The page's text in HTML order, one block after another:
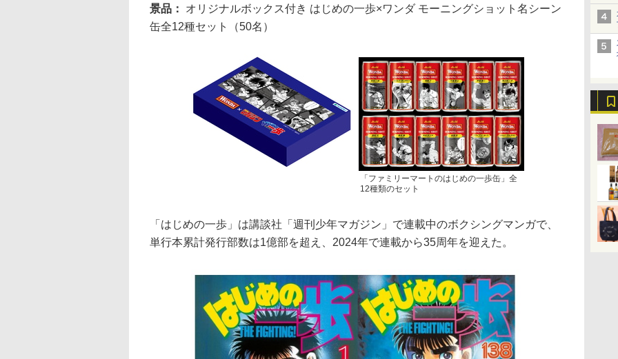
景品： オリジナルボックス付き はじめの一歩×ワンダ モーニングショット名シーン
缶全12種セット（50名）
「ファミリーマートのはじめの一歩缶」全
12種類のセット
「はじめの一歩」は講談社「週刊少年マガジン」で連載中のボクシングマンガで、
単行本累計発行部数は1億部を超え、2024年で連載から35周年を迎えた。